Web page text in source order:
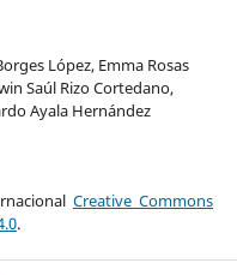
López, Emma Rosas
Saúl Rizo Cortedano,
Ayala Hernández
Creative Commons
.